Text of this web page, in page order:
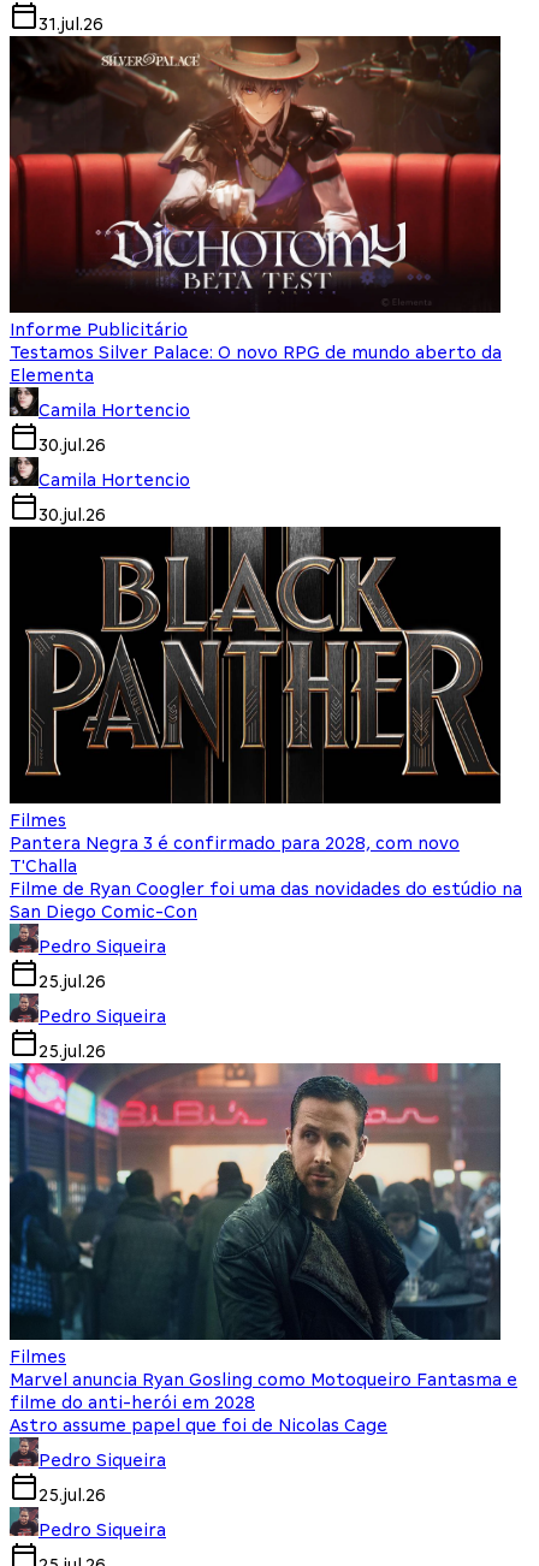
31.jul.26
Informe Publicitário
Testamos Silver Palace: O novo RPG de mundo aberto da
Elementa
Camila Hortencio
30.jul.26
Camila Hortencio
30.jul.26
Filmes
Pantera Negra 3 é confirmado para 2028, com novo
T'Challa
Filme de Ryan Coogler foi uma das novidades do estúdio na
San Diego Comic-Con
Pedro Siqueira
25.jul.26
Pedro Siqueira
25.jul.26
Filmes
Marvel anuncia Ryan Gosling como Motoqueiro Fantasma e
filme do anti-herói em 2028
Astro assume papel que foi de Nicolas Cage
Pedro Siqueira
25.jul.26
Pedro Siqueira